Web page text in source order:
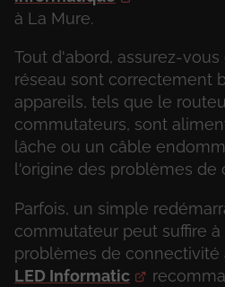
à La Mure.
Tout d'abord, assurez-
réseau sont correctement
appareils, tels que le
commutateurs, sont
lâche ou un câble
l'origine des problèmes de
Parfois, un simple
commutateur peut suffire
problèmes de connectivité
LED Informatic